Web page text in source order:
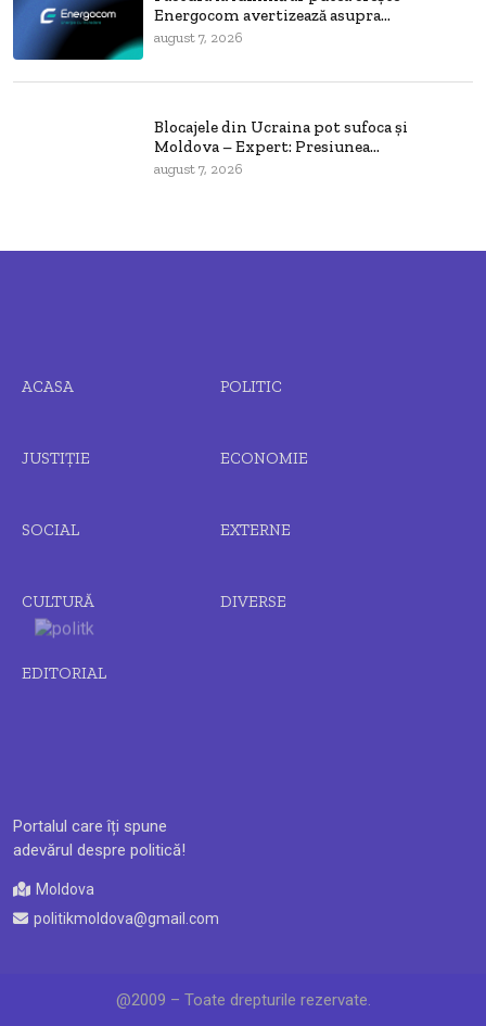
Energocom avertizează asupra...
august 7, 2026
Blocajele din Ucraina pot sufoca și
Moldova – Expert: Presiunea...
august 7, 2026
Portalul care îți spune
adevărul despre politică!
Moldova
politikmoldova@gmail.com
ACASA POLITIC
JUSTIȚIE ECONOMIE
SOCIAL EXTERNE
CULTURĂ DIVERSE
EDITORIAL
@2009 – Toate drepturile rezervate.